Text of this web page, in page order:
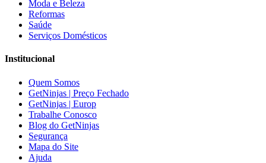
Moda e Beleza
Reformas
Saúde
Serviços Domésticos
Institucional
Quem Somos
GetNinjas | Preço Fechado
GetNinjas | Europ
Trabalhe Conosco
Blog do GetNinjas
Segurança
Mapa do Site
Ajuda